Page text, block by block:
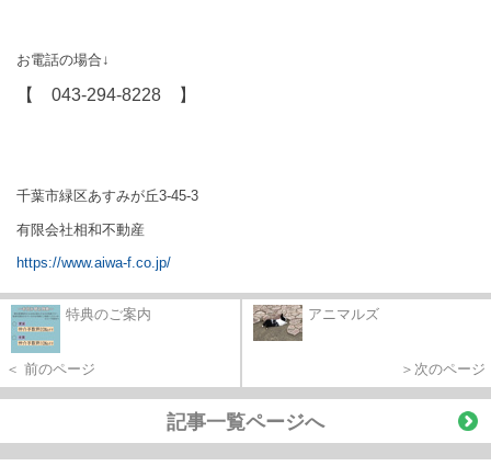
お電話の場合↓
【 043-294-8228 】
千葉市緑区あすみが丘3-45-3
有限会社相和不動産
https://www.aiwa-f.co.jp/
特典のご案内
＜ 前のページ
アニマルズ
＞次のページ
記事一覧ページへ